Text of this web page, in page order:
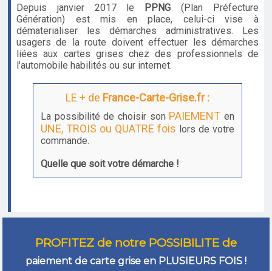
Depuis janvier 2017 le PPNG (Plan Préfecture
Génération) est mis en place, celui-ci vise à
dématerialiser les démarches administratives. Les
usagers de la route doivent effectuer les démarches
liées aux cartes grises chez des professionnels de
l'automobile habilités ou sur internet.
LE + de France-Carte-Grise.fr :
La possibilité de choisir son PAIEMENT en
UNE, TROIS ou QUATRE fois lors de votre
commande.
Quelle que soit votre démarche !
PROFITEZ de notre POSSIBILITE de
paiement de carte grise en PLUSIEURS FOIS !